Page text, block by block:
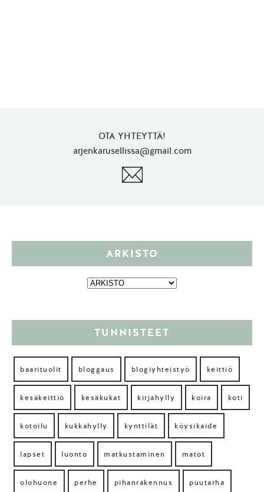
OTA YHTEYTTÄ!
arjenkarusellissa@gmail.com
ARKISTO
TUNNISTEET
baarituolit bloggaus blogiyhteistyö keittiö
kesäkeittiö kesäkukat kirjahylly koira koti
kotoilu kukkahylly kynttilät köysikaide
lapset luonto matkustaminen matot
olohuone perhe pihanrakennus puutarha